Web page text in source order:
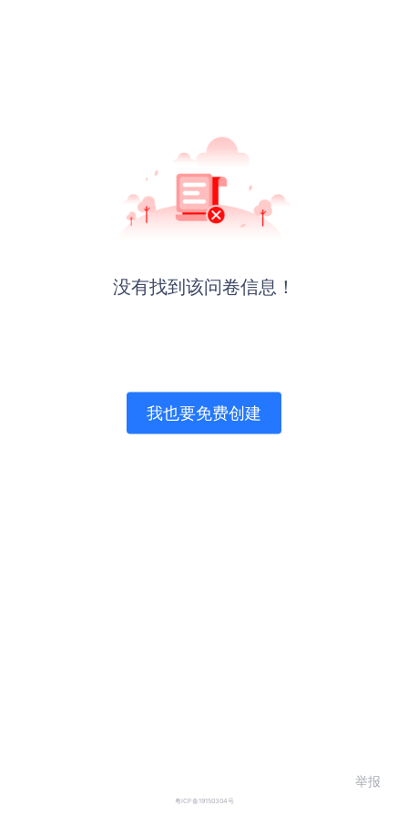
没有找到该问卷信息！
我也要免费创建
粤ICP备19150304号
举报